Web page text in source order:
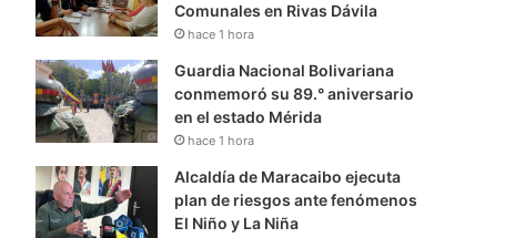
Comunales en Rivas Dávila
hace 1 hora
Guardia Nacional Bolivariana
conmemoró su 89.° aniversario
en el estado Mérida
hace 1 hora
Alcaldía de Maracaibo ejecuta
plan de riesgos ante fenómenos
El Niño y La Niña